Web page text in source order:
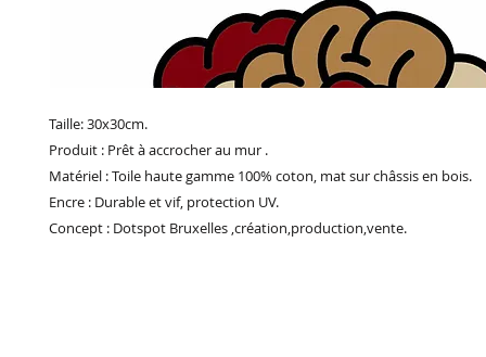
Taille: 30x30cm.
Produit : Prêt à accrocher au mur .
Matériel : Toile haute gamme 100% coton, mat sur châssis en bois.
Encre : Durable et vif, protection UV.
Concept : Dotspot Bruxelles ,création,production,vente.